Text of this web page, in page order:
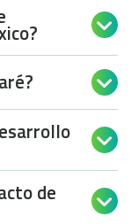



de 